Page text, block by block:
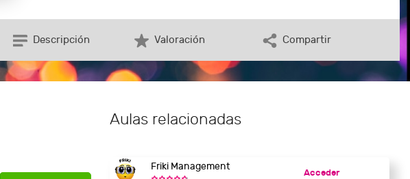
Descripción Valoración Compartir
Aulas relacionadas
Friki Management
Acceder